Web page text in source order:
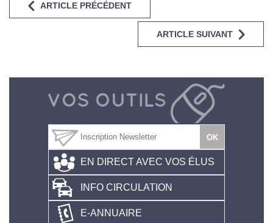
ARTICLE PRÉCÉDENT
ARTICLE SUIVANT
EN DIRECT AVEC VOS ÉLUS
INFO CIRCULATION
E-ANNUAIRE